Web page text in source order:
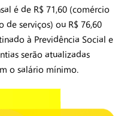
é de R$ 71,60 (comércio
de serviços) ou R$ 76,60
à Previdência Social e
serão atualizadas
o salário mínimo.